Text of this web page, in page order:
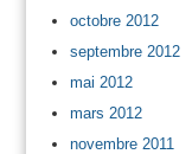
octobre 2012
septembre 2012
mai 2012
mars 2012
novembre 2011